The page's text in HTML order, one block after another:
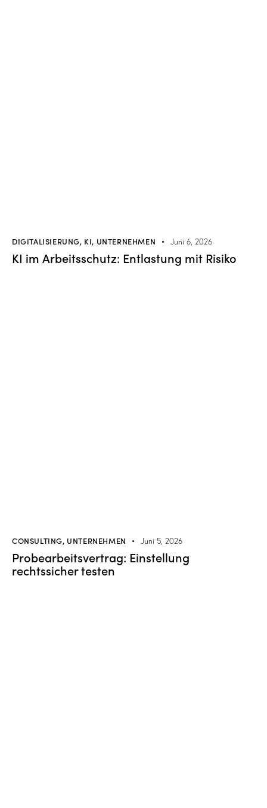
DIGITALISIERUNG, KI, UNTERNEHMEN Juni 6, 2026
KI im Arbeitsschutz: Entlastung mit Risiko
CONSULTING, UNTERNEHMEN Juni 5, 2026
Probearbeitsvertrag: Einstellung
rechtssicher testen